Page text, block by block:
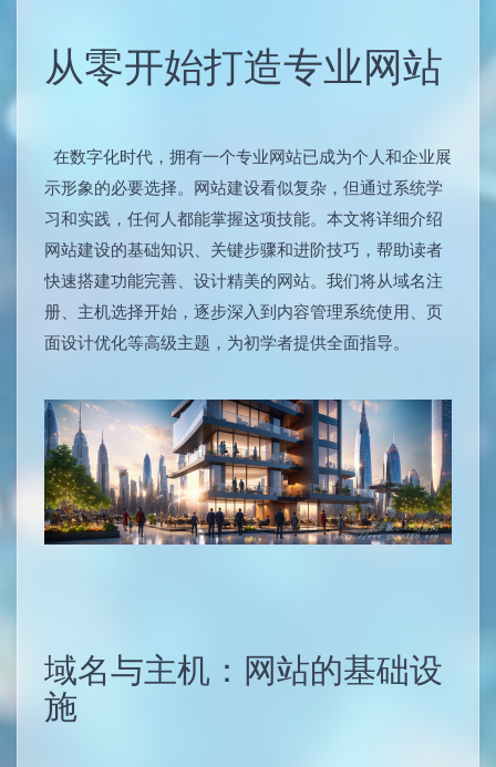
从零开始打造专业网站
在数字化时代，拥有一个专业网站已成为个人和企业展
示形象的必要选择。网站建设看似复杂，但通过系统学
习和实践，任何人都能掌握这项技能。本文将详细介绍
网站建设的基础知识、关键步骤和进阶技巧，帮助读者
快速搭建功能完善、设计精美的网站。我们将从域名注
册、主机选择开始，逐步深入到内容管理系统使用、页
面设计优化等高级主题，为初学者提供全面指导。
域名与主机：网站的基础设
施